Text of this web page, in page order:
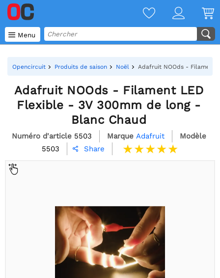
 Menu
Opencircuit Produits de saison Noël Adafruit NOOds - Filament
Adafruit NOOds - Filament LED
Flexible - 3V 300mm de long -
Blanc Chaud
Numéro d'article 5503 Marque Adafruit
Modèle
5503
 Share